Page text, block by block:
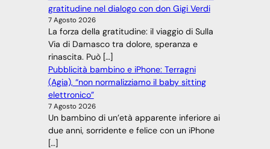
gratitudine nel dialogo con don Gigi Verdi
7 Agosto 2026
La forza della gratitudine: il viaggio di Sulla
Via di Damasco tra dolore, speranza e
rinascita. Può […]
Pubblicità bambino e iPhone: Terragni
(Agia), “non normalizziamo il baby sitting
elettronico”
7 Agosto 2026
Un bambino di un’età apparente inferiore ai
due anni, sorridente e felice con un iPhone
[…]